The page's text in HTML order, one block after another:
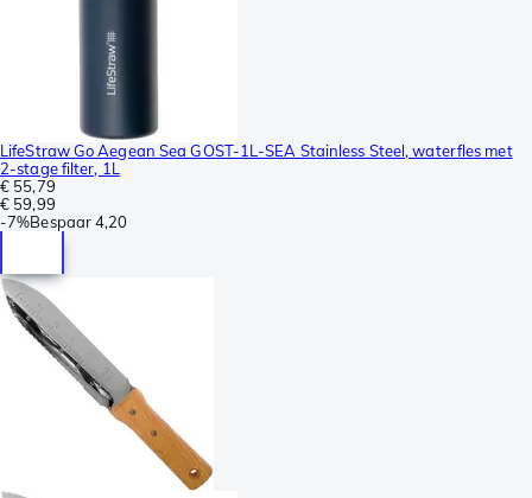
LifeStraw Go Aegean Sea GOST-1L-SEA Stainless Steel, waterfles met
2-stage filter, 1L
€ 55,79
€ 59,99
-7%Bespaar4,20